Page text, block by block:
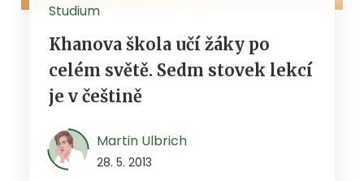
Studium
Khanova škola učí žáky po
celém světě. Sedm stovek lekcí
je v češtině
Martin Ulbrich
28. 5. 2013